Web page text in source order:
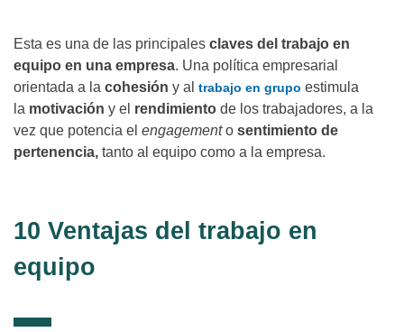
Esta es una de las principales claves del trabajo en
equipo en una empresa. Una política empresarial
orientada a la cohesión y al trabajo en grupo estimula
la motivación y el rendimiento de los trabajadores, a la
vez que potencia el engagemento sentimiento de
pertenencia, tanto al equipo como a la empresa.
10 Ventajas del trabajo en
equipo